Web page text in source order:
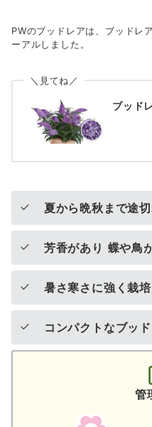
PWのブッドレアは、ブッドレ
ーアルしました。
＼見てね／
ブッド
夏から晩秋まで途
芳香があり 蝶や鳥
暑さ寒さに強く栽
コンパクトなブッ
管